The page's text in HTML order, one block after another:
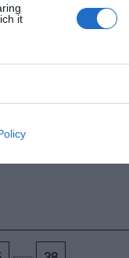
it